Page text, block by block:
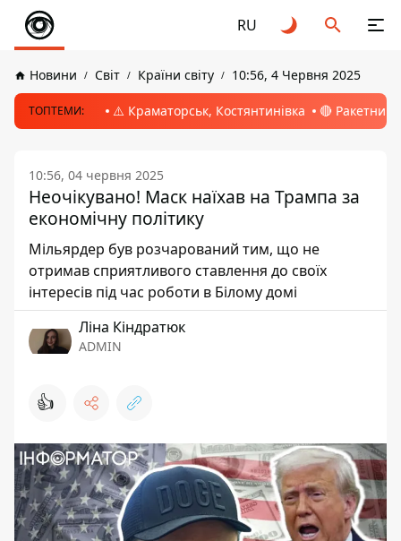
RU
Новини Світ Країни світу 10:56, 4 Червня 2025
ТОПТЕМИ: ⚠️ Краматорськ, Костянтинівка 🔴 Ракетний
10:56, 04 червня 2025
Неочікувано! Маск наїхав на Трампа за
економічну політику
Мільярдер був розчарований тим, що не
отримав сприятливого ставлення до своїх
інтересів під час роботи в Білому домі
Ліна Кіндратюк
ADMIN
👍